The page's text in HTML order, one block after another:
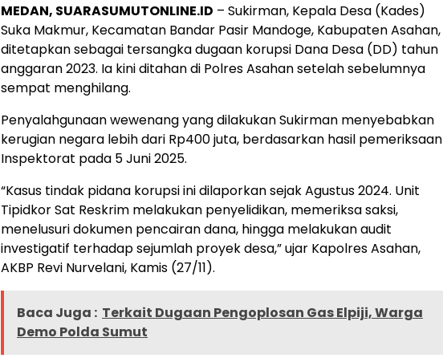
MEDAN, SUARASUMUTONLINE.ID – Sukirman, Kepala Desa (Kades)
Suka Makmur, Kecamatan Bandar Pasir Mandoge, Kabupaten Asahan,
ditetapkan sebagai tersangka dugaan korupsi Dana Desa (DD) tahun
anggaran 2023. Ia kini ditahan di Polres Asahan setelah sebelumnya
sempat menghilang.
Penyalahgunaan wewenang yang dilakukan Sukirman menyebabkan
kerugian negara lebih dari Rp400 juta, berdasarkan hasil pemeriksaan
Inspektorat pada 5 Juni 2025.
“Kasus tindak pidana korupsi ini dilaporkan sejak Agustus 2024. Unit
Tipidkor Sat Reskrim melakukan penyelidikan, memeriksa saksi,
menelusuri dokumen pencairan dana, hingga melakukan audit
investigatif terhadap sejumlah proyek desa,” ujar Kapolres Asahan,
AKBP Revi Nurvelani, Kamis (27/11).
Baca Juga : Terkait Dugaan Pengoplosan Gas Elpiji, Warga
Demo Polda Sumut